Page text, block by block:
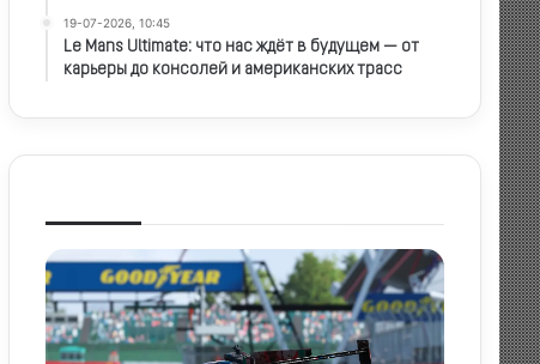
19-07-2026, 10:45
Le Mans Ultimate: что нас ждёт в будущем — от
карьеры до консолей и американских трасс